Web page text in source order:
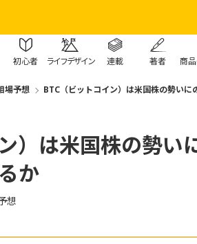
初心者 ライフデザイン 連載 著者 商品
場予想 BTC（ビットコイン）は米国株の勢いに
）は米国株の勢い
か
想